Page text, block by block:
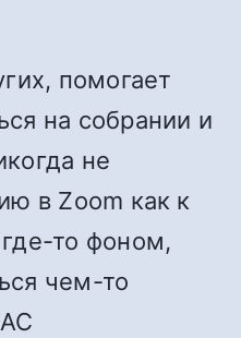
помогает
на собрании и
не
в Zoom как к
то фоном,
чем-то